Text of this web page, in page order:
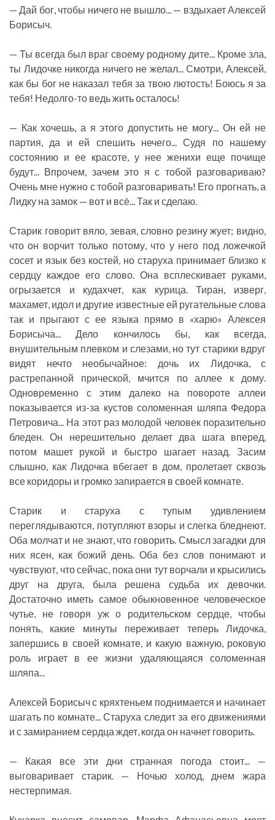
— Дай бог, чтобы ничего не вышло... — вздыхает Алексей
Борисыч.
— Ты всегда был враг своему родному дите... Кроме зла,
ты Лидочке никогда ничего не желал... Смотри, Алексей,
как бы бог не наказал тебя за твою лютость! Боюсь я за
тебя! Недолго-то ведь жить осталось!
— Как хочешь, а я этого допустить не могу... Он ей не
партия, да и ей спешить нечего... Судя по нашему
состоянию и ее красоте, у нее женихи еще почище
будут... Впрочем, зачем это я с тобой разговариваю?
Очень мне нужно с тобой разговаривать! Его прогнать, а
Лидку на замок — вот и всё... Так и сделаю.
Старик говорит вяло, зевая, словно резину жует; видно,
что он ворчит только потому, что у него под ложечкой
сосет и язык без костей, но старуха принимает близко к
сердцу каждое его слово. Она всплескивает руками,
огрызается и кудахчет, как курица. Тиран, изверг,
махамет, идол и другие известные ей ругательные слова
так и прыгают с ее языка прямо в «харю» Алексея
Борисыча... Дело кончилось бы, как всегда,
внушительным плевком и слезами, но тут старики вдруг
видят нечто необычайное: дочь их Лидочка, с
растрепанной прической, мчится по аллее к дому.
Одновременно с этим далеко на повороте аллеи
показывается из-за кустов соломенная шляпа Федора
Петровича... На этот раз молодой человек поразительно
бледен. Он нерешительно делает два шага вперед,
потом машет рукой и быстро шагает назад. Засим
слышно, как Лидочка вбегает в дом, пролетает сквозь
все коридоры и громко запирается в своей комнате.
Старик и старуха с тупым удивлением
переглядываются, потупляют взоры и слегка бледнеют.
Оба молчат и не знают, что говорить. Смысл загадки для
них ясен, как божий день. Оба без слов понимают и
чувствуют, что сейчас, пока они тут ворчали и крысились
друг на друга, была решена судьба их девочки.
Достаточно иметь самое обыкновенное человеческое
чутье, не говоря уж о родительском сердце, чтобы
понять, какие минуты переживает теперь Лидочка,
запершись в своей комнате, и какую важную, роковую
роль играет в ее жизни удаляющаяся соломенная
шляпа...
Алексей Борисыч с кряхтеньем поднимается и начинает
шагать по комнате... Старуха следит за его движениями
и с замиранием сердца ждет, когда он начнет говорить.
— Какая все эти дни странная погода стоит... —
выговаривает старик. — Ночью холод, днем жара
нестерпимая.